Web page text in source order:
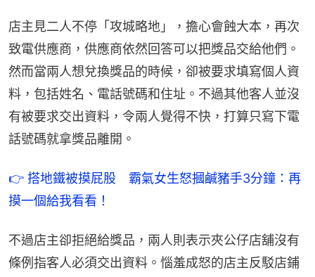
店主見二人不停「攻城略地」，擔心會蝕大本，再次
致電供應商，供應商依然回答可以把獎品交給他們。
然而當兩人想兌換獎品的時候，卻被要求填寫個人資
料，包括姓名、電話號碼和住址。不過其他客人並沒
有被要求交出資料，令兩人覺得不快，打算只寫下電
話號碼就拿獎品離開。
👉 搭地鐵被摸屁股　霸氣女生怒摑鹹豬手3分鐘：再
摸一個給我看看！
不過店主卻拒絕給獎品，兩人則表示夾公仔店舖沒有
條例指客人必須交出資料。惱羞成怒的店主反駁店鋪